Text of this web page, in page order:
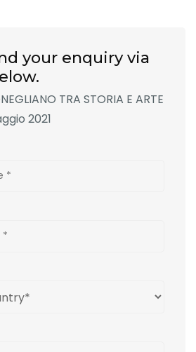
your enquiry via
TRA STORIA E ARTE
2021